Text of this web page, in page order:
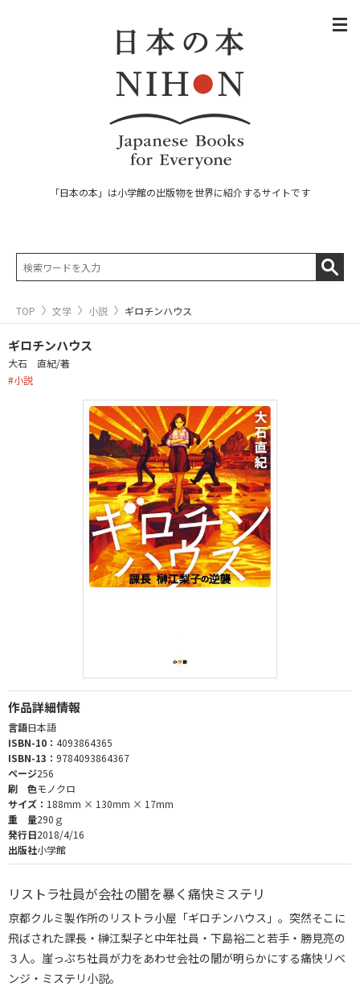
「日本の本」は小学館の出版物を世界に紹介するサイトです
TOP 文学 小説 ギロチンハウス
ギロチンハウス
大石 直紀/著
#小説
作品詳細情報
言語日本語
ISBN-10： 4093864365
ISBN-13： 9784093864367
ページ256
刷 色モノクロ
サイズ： 188mm × 130mm × 17mm
重 量290ｇ
発行日2018/4/16
出版社小学館
リストラ社員が会社の闇を暴く痛快ミステリ
京都クルミ製作所のリストラ小屋「ギロチンハウス」。突然そこに
飛ばされた課長・榊江梨子と中年社員・下島裕二と若手・勝見亮の
３人。崖っぷち社員が力をあわせ会社の闇が明らかにする痛快リベ
ンジ・ミステリ小説。